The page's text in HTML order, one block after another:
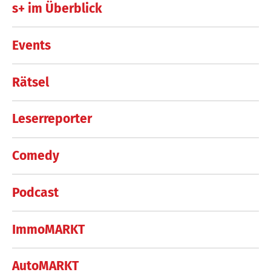
s+ im Überblick
Events
Rätsel
Leserreporter
Comedy
Podcast
ImmoMARKT
AutoMARKT